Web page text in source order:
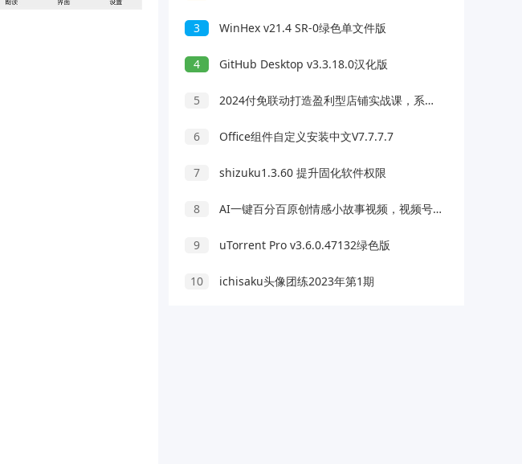
3 WinHex v21.4 SR-0绿色单文件版
4 GitHub Desktop v3.3.18.0汉化版
5 2024付免联动打造盈利型店铺实战课，系统化推广 从选品到打造爆款操作
6 Office组件自定义安装中文V7.7.7.7
7 shizuku1.3.60 提升固化软件权限
8 AI一键百分百原创情感小故事视频，视频号最顶赛道，日入1000+
9 uTorrent Pro v3.6.0.47132绿色版
10 ichisaku头像团练2023年第1期